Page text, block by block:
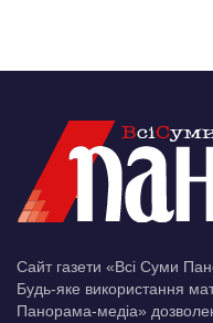
Сайт газети «Всі Суми
Будь-яке використання
Панорама-медіа»